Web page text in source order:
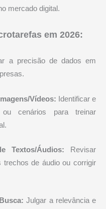
mercado digital.
em 2026:
a precisão de dados em
Vídeos: Identificar e
ou cenários para treinar
Textos/Áudios: Revisar
trechos de áudio ou corrigir
Julgar a relevância e